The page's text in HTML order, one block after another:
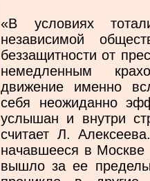
«В условиях
независимой
беззащитности от
немедленным
движение именно
себя неожиданно
услышан и внутри
считает Л.
начавшееся в Москве
вышло за ее